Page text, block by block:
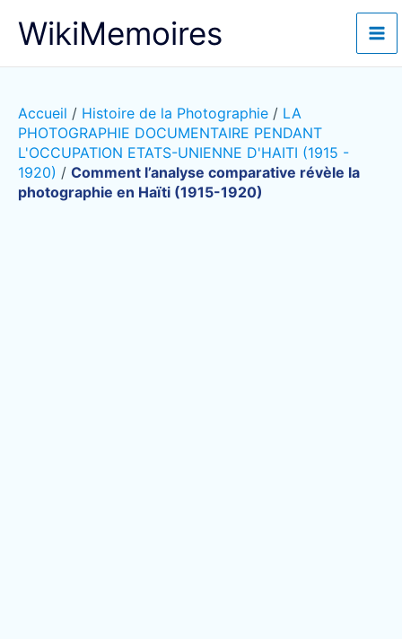
WikiMemoires
Accueil / Histoire de la Photographie / LA
PHOTOGRAPHIE DOCUMENTAIRE PENDANT
L'OCCUPATION ETATS-UNIENNE D'HAITI (1915 -
1920) / Comment l’analyse comparative révèle la
photographie en Haïti (1915-1920)